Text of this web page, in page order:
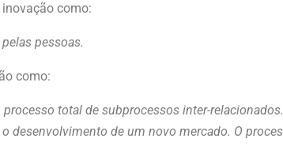
como:
pessoas.
como:
total de subprocessos inter-
desenvolvimento de um novo mercado. O